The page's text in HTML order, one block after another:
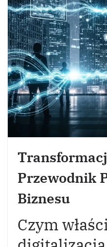
Przewodnik
Biznesu
Czym